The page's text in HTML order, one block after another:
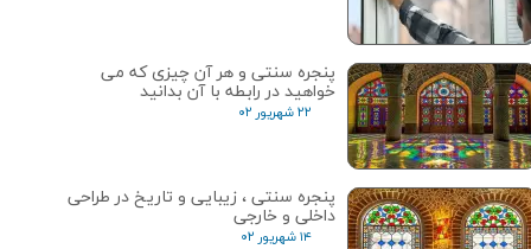
پنجره سنتی و هر آن چیزی که می
خواهید در رابطه با آن بدانید
۲۲ شهریور ۰۲
پنجره‌ سنتی ، زیبایی و تاریخ در طراحی
داخلی و خارجی
۱۴ شهریور ۰۲